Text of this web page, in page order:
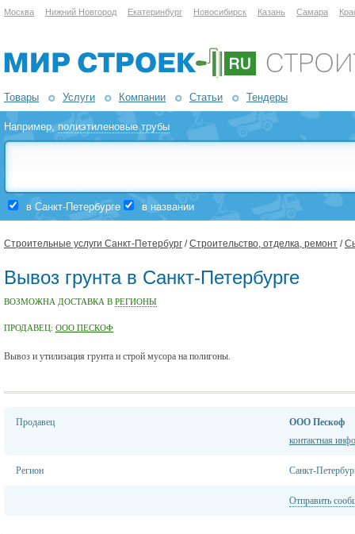
Москва Нижний Новгород Екатеринбург Новосибирск Казань Самара
Товары Услуги Компании Статьи Тендеры
Например,полиэтиленовые трубы
в Санкт-Петербурге в названии
Строительные услуги Санкт-Петербург /Строительство, отделка, ремонт /
Вывоз грунта в Санкт-Петербурге
ВОЗМОЖНА ДОСТАВКА В РЕГИОНЫ
ПРОДАВЕЦ: ООО ПЕСКОФ
Вывоз и утилизация грунта и строй мусора на полигоны.
Продавец
ООО Пескоф
контактная
Регион Санкт-
Отправить